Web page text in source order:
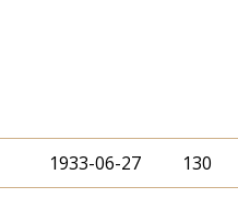
1933-06-27 130